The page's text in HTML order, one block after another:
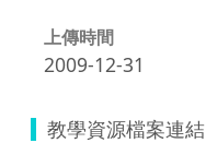
上傳時間
2009-12-31
教學資源檔案連結